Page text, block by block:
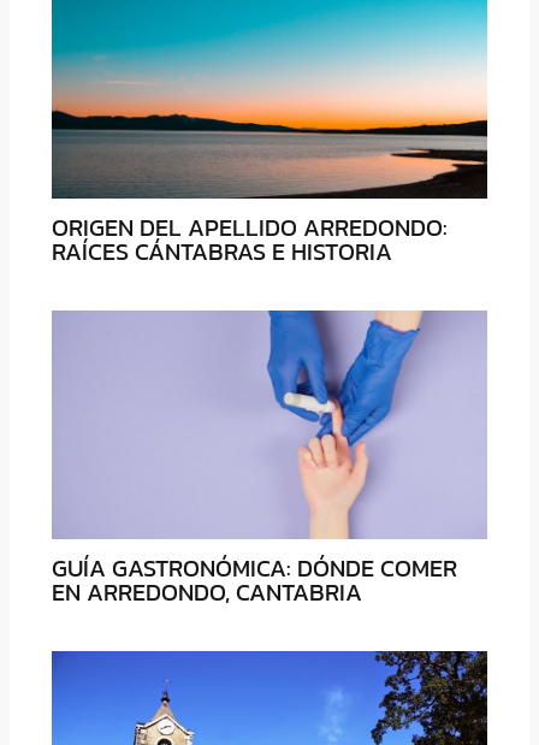
ORIGEN DEL APELLIDO ARREDONDO:
RAÍCES CÁNTABRAS E HISTORIA
GUÍA GASTRONÓMICA: DÓNDE COMER
EN ARREDONDO, CANTABRIA